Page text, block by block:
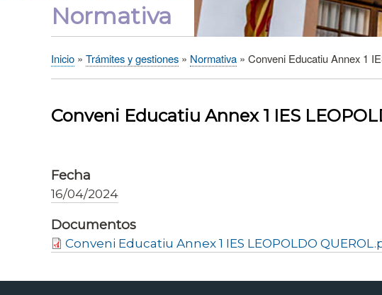
Normativa
Sobrescribir
de
ayuda
navegación
Inicio Trámites y gestiones Normativa Conveni Educatiu Annex 1
Conveni Educatiu Annex 1 IES
Fecha
16/04/2024
Documentos
Conveni Educatiu Annex 1 IES LEOPOLDO